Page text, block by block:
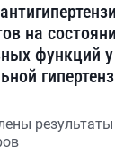
на
функций